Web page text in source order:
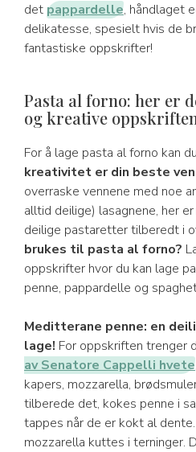
detpappardelle, håndlaget
delikatesse, spesielt hvis de
fantastiske oppskrifter!
Pasta al forno: her er
og kreative
For å lage pasta al forno kan
kreativitet er din beste
overraske vennene med noe
alltid deilige) lasagnene, her
deilige pastaretter tilberedt i
brukes til pasta al forno?
oppskrifter hvor du kan lage
penne, pappardelle og
Meditterane penne: en
lage! For oppskriften trenger
av Senatore Cappelli hvete
kapers, mozzarella,
tilberede det, kokes penne i
tappes når de er kokt al
mozzarella kuttes i terninger.